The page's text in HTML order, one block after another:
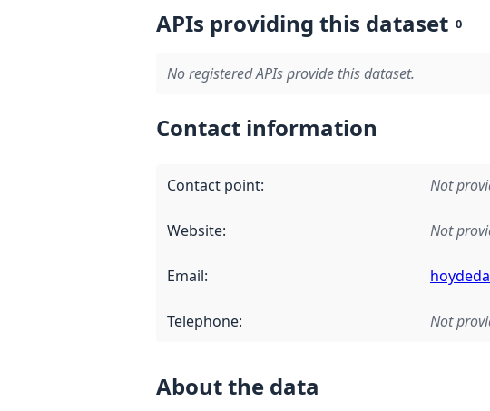
APIs providing this dataset 0
No registered APIs provide this dataset.
Contact information
Contact point: Not
Website: Not
Email:
Telephone: Not
About the data